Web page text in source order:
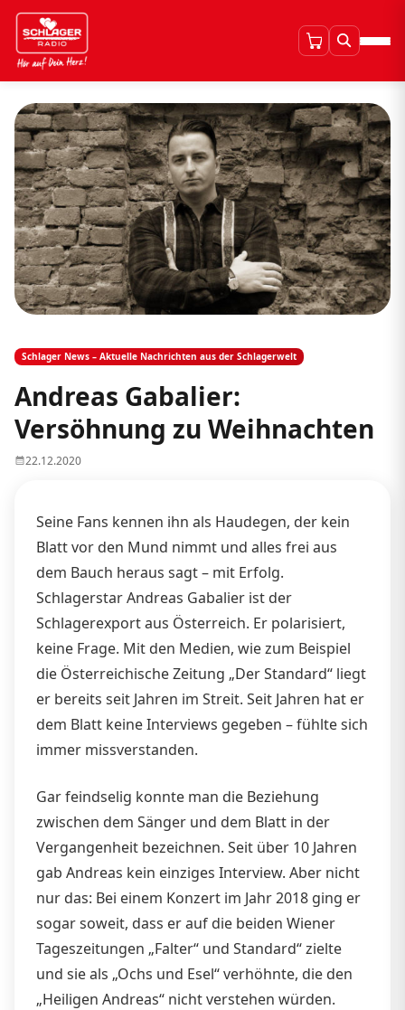
Schlager News – Aktuelle Nachrichten aus der Schlagerwelt
Andreas Gabalier:
Versöhnung zu Weihnachten
22.12.2020
Seine Fans kennen ihn als Haudegen, der kein
Blatt vor den Mund nimmt und alles frei aus
dem Bauch heraus sagt – mit Erfolg.
Schlagerstar Andreas Gabalier ist der
Schlagerexport aus Österreich. Er polarisiert,
keine Frage. Mit den Medien, wie zum Beispiel
die Österreichische Zeitung „Der Standard“ liegt
er bereits seit Jahren im Streit. Seit Jahren hat er
dem Blatt keine Interviews gegeben – fühlte sich
immer missverstanden.
Gar feindselig konnte man die Beziehung
zwischen dem Sänger und dem Blatt in der
Vergangenheit bezeichnen. Seit über 10 Jahren
gab Andreas kein einziges Interview. Aber nicht
nur das: Bei einem Konzert im Jahr 2018 ging er
sogar soweit, dass er auf die beiden Wiener
Tageszeitungen „Falter“ und Standard“ zielte
und sie als „Ochs und Esel“ verhöhnte, die den
„Heiligen Andreas“ nicht verstehen würden.